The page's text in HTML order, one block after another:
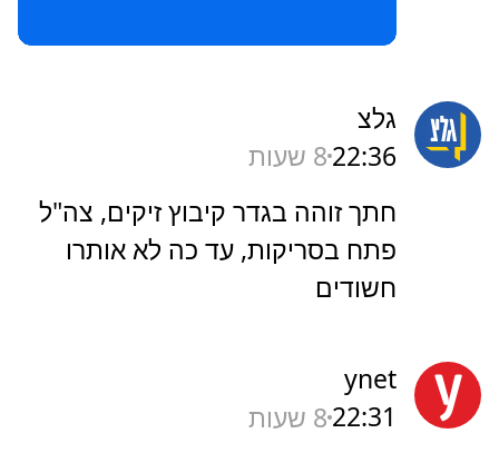
גלצ
22:368 שעות
חתך זוהה בגדר קיבוץ זיקים, צה"ל
פתח בסריקות, עד כה לא אותרו
חשודים
ynet
22:318 שעות